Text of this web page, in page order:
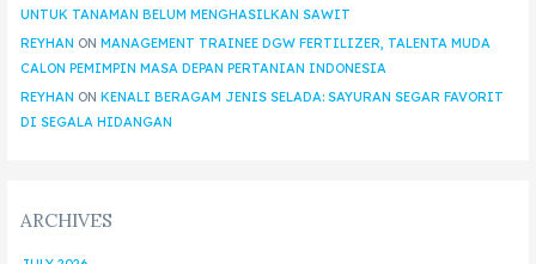
UNTUK TANAMAN BELUM MENGHASILKAN SAWIT
REYHAN ON MANAGEMENT TRAINEE DGW FERTILIZER, TALENTA MUDA
CALON PEMIMPIN MASA DEPAN PERTANIAN INDONESIA
REYHAN ON KENALI BERAGAM JENIS SELADA: SAYURAN SEGAR FAVORIT
DI SEGALA HIDANGAN
ARCHIVES